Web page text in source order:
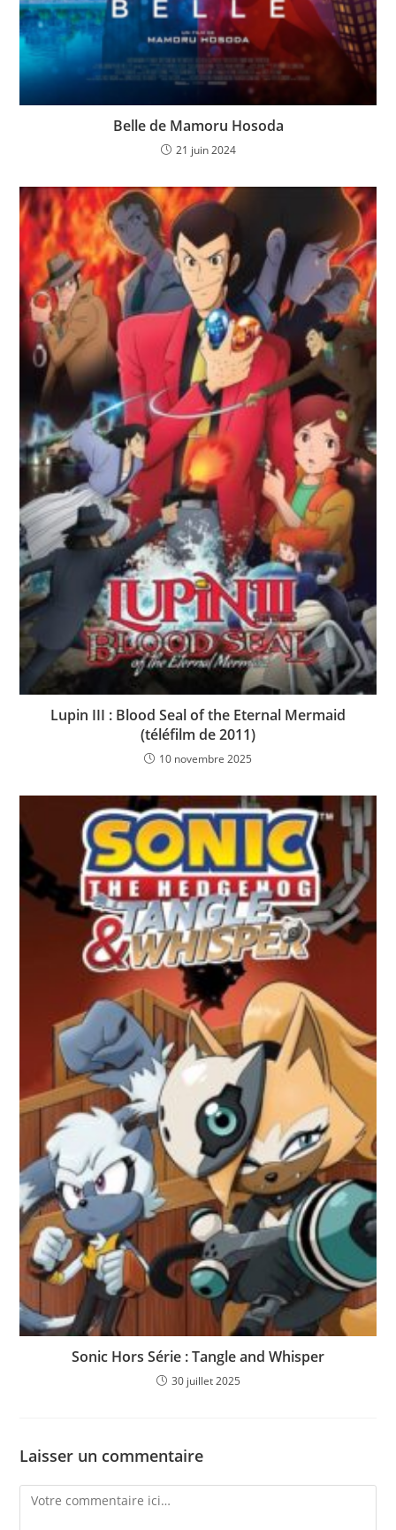
Belle de Mamoru Hosoda
21 juin 2024
Lupin III : Blood Seal of the Eternal Mermaid
(téléfilm de 2011)
10 novembre 2025
Sonic Hors Série : Tangle and Whisper
30 juillet 2025
Laisser un commentaire
Comment